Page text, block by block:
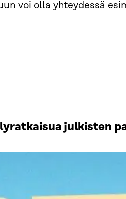
voi olla yhteydessä
julkisten